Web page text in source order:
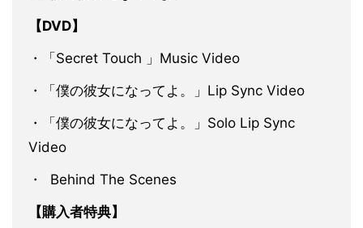
【DVD】
・「Secret Touch 」Music Video
・「僕の彼女になってよ。」Lip Sync Video
・「僕の彼女になってよ。」Solo Lip Sync
Video
・ Behind The Scenes
【購入者特典】